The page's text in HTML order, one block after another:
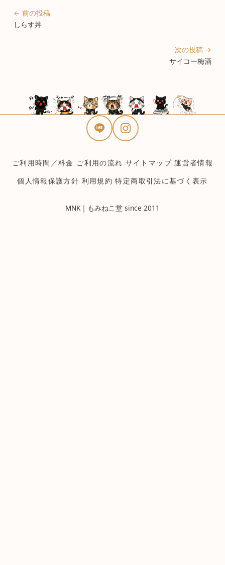
← 前の投稿
しらす丼
次の投稿 →
サイコー梅酒
ご利用時間／料金 ご利用の流れ サイトマップ 運営者情報
個人情報保護方針 利用規約 特定商取引法に基づく表示
MNK｜もみねこ堂 since 2011